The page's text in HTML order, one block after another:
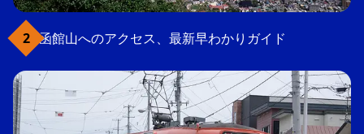
函館山へのアクセス、最新早わかりガイド